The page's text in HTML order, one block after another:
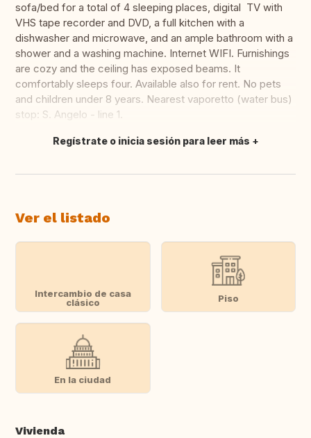
sofa/bed for a total of 4 sleeping places, digital TV with
VHS tape recorder and DVD, a full kitchen with a
dishwasher and microwave, and an ample bathroom with a
shower and a washing machine. Internet WIFI. Furnishings
are cozy and the ceiling has exposed beams. It
comfortably sleeps four. Available also for rent. No pets
and children under 8 years. Nearest vaporetto (water bus)
stop: S. Angelo - line 1.
Traducir
Regístrate o inicia sesión para leer más
Ver el listado
Intercambio de casa
clásico
Piso
En la ciudad
Vivienda